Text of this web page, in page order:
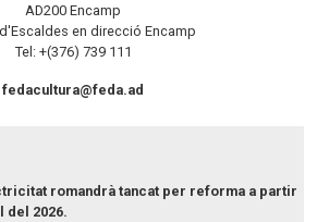
AD200 Encamp
en direcció Encamp
Tel: +(376) 739 111
fedacultura@feda.ad
romandrà tancat per reforma a partir
del 2026.